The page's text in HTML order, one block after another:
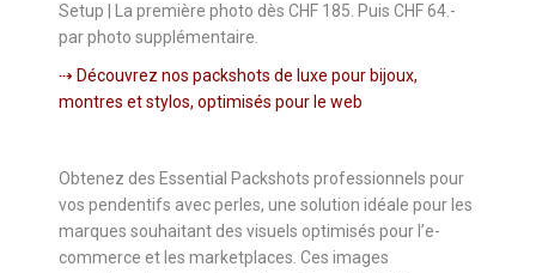
Setup | La première photo dès CHF 185. Puis CHF 64.-
par photo supplémentaire.
⇢ Découvrez nos packshots de luxe pour bijoux,
montres et stylos, optimisés pour le web
Obtenez des Essential Packshots professionnels pour
vos pendentifs avec perles, une solution idéale pour les
marques souhaitant des visuels optimisés pour l’e-
commerce et les marketplaces. Ces images